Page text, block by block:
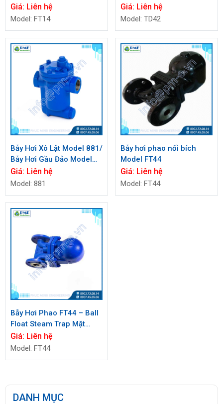
Giá: Liên hệ
Model: FT14
nối ren Model TD42
Giá: Liên hệ
Model: TD42
Bẫy Hơi Xô Lật Model 881/
Bẫy Hơi Gầu Đảo Model
881
Giá: Liên hệ
Model: 881
Bẫy hơi phao nối bích
Model FT44
Giá: Liên hệ
Model: FT44
Bẫy Hơi Phao FT44 – Ball
Float Steam Trap Mặt
Bích Chính Hãng, Giá Tốt
2026
Giá: Liên hệ
Model: FT44
DANH MỤC